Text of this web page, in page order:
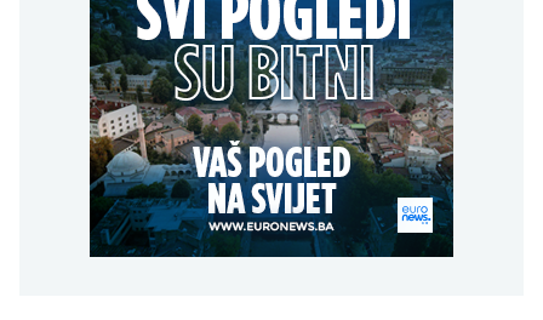
se približila kućama u
selima Poljice Petrovo i
Marići
AKTUELNO
Kritično u Trebinju: Vatra
se približila kućama u
selima Poljice Petrovo i
Marići
AKTUELNO
Plan da se u Crnoj Gori
prave centri za prihvat
migranata? Spajić:
Nismo vodili pregovore
WP: Trump kritikovao
Hegsetha zbog
nestašice naoružanja;
Oglasio se predsjednik
AKTUELNO
Rusija: Masovan napad
dronovima na Jaroslavlj,
meta navodno bila
rafinerija
spektakl “Brechtovi
duhovi”
TEHNOLOGIJA
Dio rakete SpaceX
velikom brzinom pada
na Mjesec